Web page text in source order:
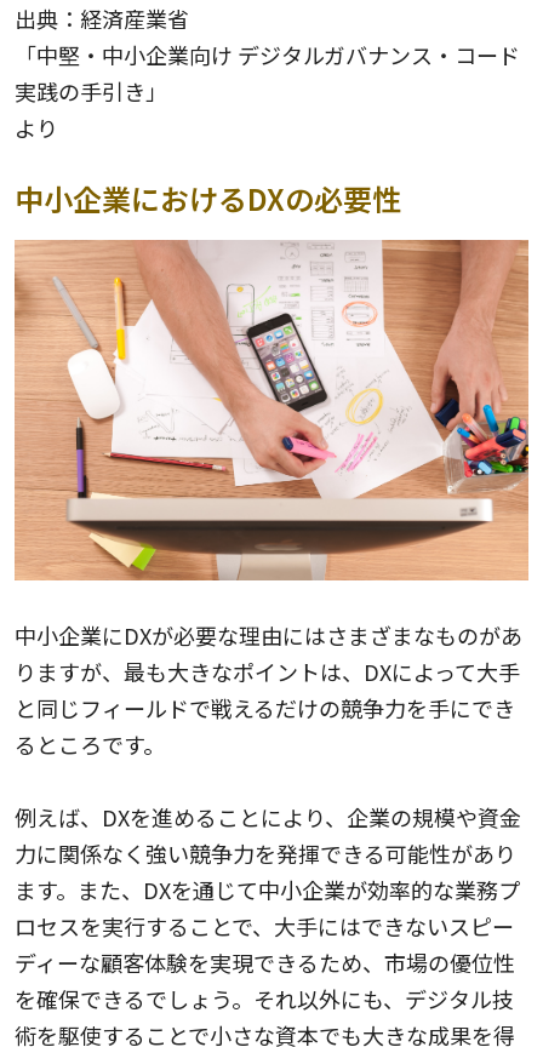
出典：経済産業省
「中堅・中小企業向け デジタルガバナンス・コード
実践の手引き」
より
中小企業におけるDXの必要性
中小企業にDXが必要な理由にはさまざまなものがあ
りますが、最も大きなポイントは、DXによって大手
と同じフィールドで戦えるだけの競争力を手にでき
るところです。
例えば、DXを進めることにより、企業の規模や資金
力に関係なく強い競争力を発揮できる可能性があり
ます。また、DXを通じて中小企業が効率的な業務プ
ロセスを実行することで、大手にはできないスピー
ディーな顧客体験を実現できるため、市場の優位性
を確保できるでしょう。それ以外にも、デジタル技
術を駆使することで小さな資本でも大きな成果を得